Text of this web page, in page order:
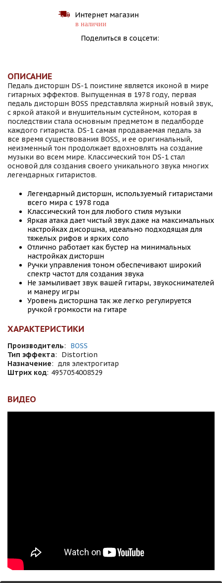
Интернет магазин
в наличии
Поделиться в соцсети:
ОПИСАНИЕ
Педаль дисторшн DS-1 поистине является иконой в мире
гитарных эффектов. Выпущенная в 1978 году, первая
педаль дисторшн BOSS представляла жирный новый звук,
с яркой атакой и внушительным сустейном, которая в
последствии стала основным предметом в педалборде
каждого гитариста. DS-1 самая продаваемая педаль за
все время существования BOSS, и ее оригинальный,
неизменный тон продолжает вдохновлять на создание
музыки во всем мире. Классический тон DS-1 стал
основой для создания своего уникального звука многих
легендарных гитаристов.
Легендарный дисторшн, используемый гитаристами
всего мира с 1978 года
Классический тон для любого стиля музыки
Яркая атака дает чистый звук даже на максимальных
настройках дисоршна, идеально подходящая для
тяжелых рифов и ярких соло
Отлично работает как бустер на минимальных
настройках дисторшн
Ручки управления тоном обеспечивают широкий
спектр частот для создания звука
Не замыливает звук вашей гитары, звукоснимателей
и манеру игры
Уровень дисторшна так же легко регулируется
ручкой громкости на гитаре
ХАРАКТЕРИСТИКИ
Производитель:
BOSS
Тип эффекта:
Distortion
Назначение: для электрогитар
Штрих код: 4957054008529
ВИДЕО